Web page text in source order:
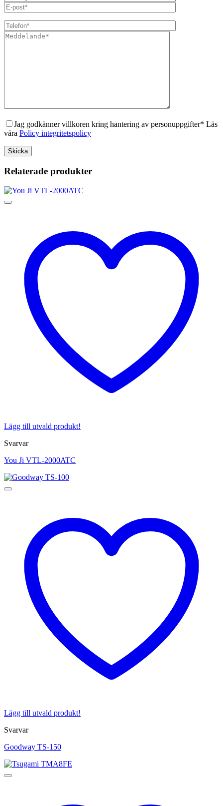
Jag godkänner villkoren kring hantering av personuppgifter* Läs
våra Policy integritetspolicy
Relaterade produkter
Lägg till utvald produkt!
Svarvar
You Ji VTL-2000ATC
Lägg till utvald produkt!
Svarvar
Goodway TS-150